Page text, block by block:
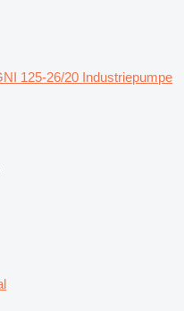
125-26/20 Industriepumpe